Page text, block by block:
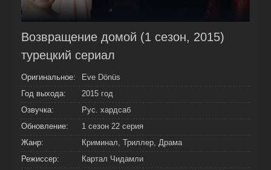
Возвращение домой (1 сезон, 2015)
турецкий сериал
Оригинальное:
Eve Dönüs
Год выхода:
2015 год
Озвучка:
Рус. хардсаб
Обновление:
1 сезон 22 серия
Жанр:
Криминал, Триллер, Драма
Режиссер:
Картал Чидамли